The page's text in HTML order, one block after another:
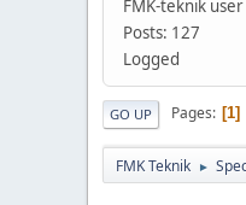
FMK-teknik user
Posts: 127
Logged
GO UP Pages 1
FMK Teknik ►